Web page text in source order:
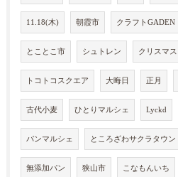
11.18(木) 朝霞市 クラフトGADEN
とことこ市 シュトレン クリスマス
トコトコスクエア 大晦日 正月
古代小麦 ひとりマルシェ Lyckd
パンマルシェ ところざわサクラタウン
無添加パン 狭山市 こなもんいち